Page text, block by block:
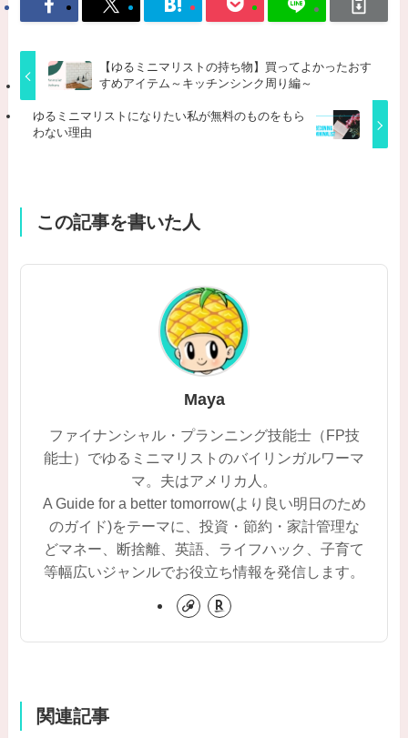
【ゆるミニマリストの持ち物】買ってよかったおす
すめアイテム～キッチンシンク周り編～
ゆるミニマリストになりたい私が無料のものをもら
わない理由
この記事を書いた人
Maya
ファイナンシャル・プランニング技能士（FP技
能士）でゆるミニマリストのバイリンガルワーマ
マ。夫はアメリカ人。
A Guide for a better tomorrow(より良い明日のため
のガイド)をテーマに、投資・節約・家計管理な
どマネー、断捨離、英語、ライフハック、子育て
等幅広いジャンルでお役立ち情報を発信します。
関連記事